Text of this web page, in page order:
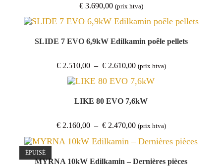
€3.690,00 (prix htva)
SLIDE 7 EVO 6,9kW Edilkamin poêle pellets
€2.510,00 – €2.610,00Plage
de
prix :
€ 2.510,00
€ 2.610,00
(prix htva)
LIKE 80 EVO 7,6kW
€2.160,00 – €2.470,00Plage
de
prix :
€ 2.160,00
€ 2.470,00
(prix htva)
ÉPUISÉ
MYRNA 10kW Edilkamin – Dernières pièces